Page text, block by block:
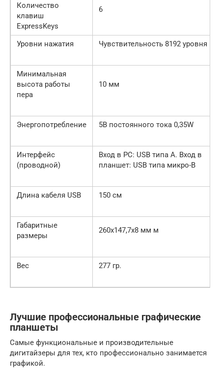
Количество
клавиш
ExpressKeys
6
Уровни нажатия Чувствительность 8192 уровня
Минимальная
высота работы
пера
10 мм
Энергопотребление 5В постоянного тока 0,35W
Интерфейс
(проводной)
Вход в РС: USB типа A. Вход в
планшет: USB типа микро-B
Длина кабеля USB 150 см
Габаритные
размеры
260х147,7х8 мм м
Вес 277 гр.
Лучшие профессиональные графические
планшеты
Самые функциональные и производительные
дигитайзеры для тех, кто профессионально занимается
графикой.